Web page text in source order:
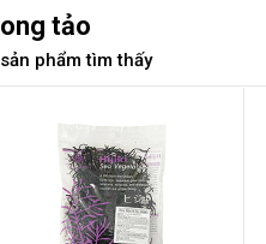
tảo
sản phẩm tìm thấy